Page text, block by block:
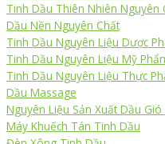
Tinh Dầu Thiên Nhiên Nguyên
Dầu Nền Nguyên Chất
Tinh Dầu Nguyên Liệu Dược
Tinh Dầu Nguyên Liệu Mỹ
Tinh Dầu Nguyên Liệu Thực
Dầu Massage
Nguyên Liệu Sản Xuất Dầu
Máy Khuếch Tán Tinh Dầu